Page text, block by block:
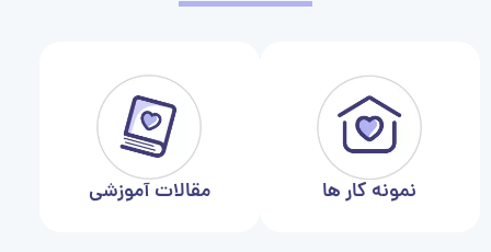
نمونه کار ها مقالات آموزشی